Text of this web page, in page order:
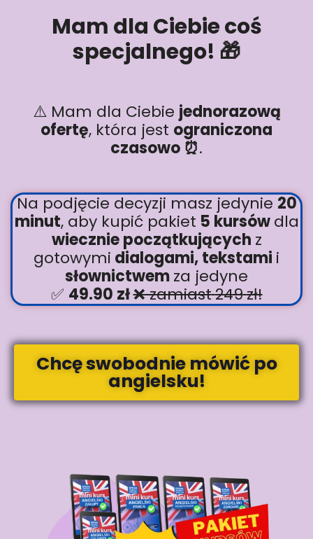
Mam dla Ciebie coś
specjalnego! 🎁
⚠️ Mam dla Ciebie jednorazową
ofertę, która jest ograniczona
czasowo ⏰.
Na podjęcie decyzji masz jedynie 20
minut, aby kupić pakiet 5 kursówdla
wiecznie początkujących z
gotowymi dialogami, tekstami i
słownictwemza jedyne
✅ 49.90 zł❌ zamiast249zł!
Chcę swobodnie mówić po
angielsku!